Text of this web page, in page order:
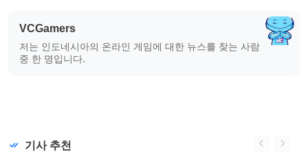
VCGamers
저는 인도네시아의 온라인 게임에 대한 뉴스를 찾는 사람
중 한 명입니다.
기사 추천